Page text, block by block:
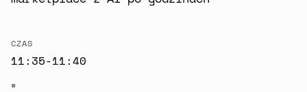
CZAS
11:35-11:40
#